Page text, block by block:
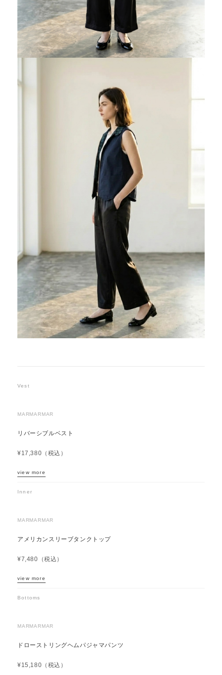
Vest
MARMARMAR
リバーシブルベスト
¥17,380（税込）
view more
Inner
MARMARMAR
アメリカンスリーブタンクトップ
¥7,480（税込）
view more
Bottoms
MARMARMAR
ドローストリングヘムパジャマパンツ
¥15,180（税込）